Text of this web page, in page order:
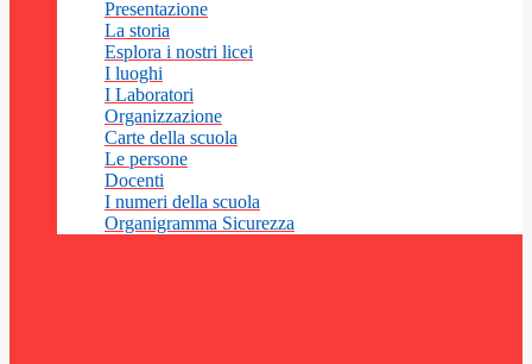
Presentazione
La storia
Esplora i nostri licei
I luoghi
I Laboratori
Organizzazione
Carte della scuola
Le persone
Docenti
I numeri della scuola
Organigramma Sicurezza